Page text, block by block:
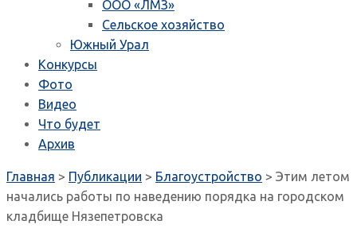
ООО «ЛМЗ»
Сельское хозяйство
Южный Урал
Конкурсы
Фото
Видео
Что будет
Архив
Главная > Публикации > Благоустройство > Этим летом
начались работы по наведению порядка на городском
кладбище Нязепетровска